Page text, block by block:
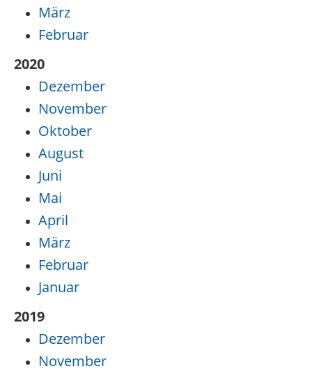
März
Februar
2020
Dezember
November
Oktober
August
Juni
Mai
April
März
Februar
Januar
2019
Dezember
November